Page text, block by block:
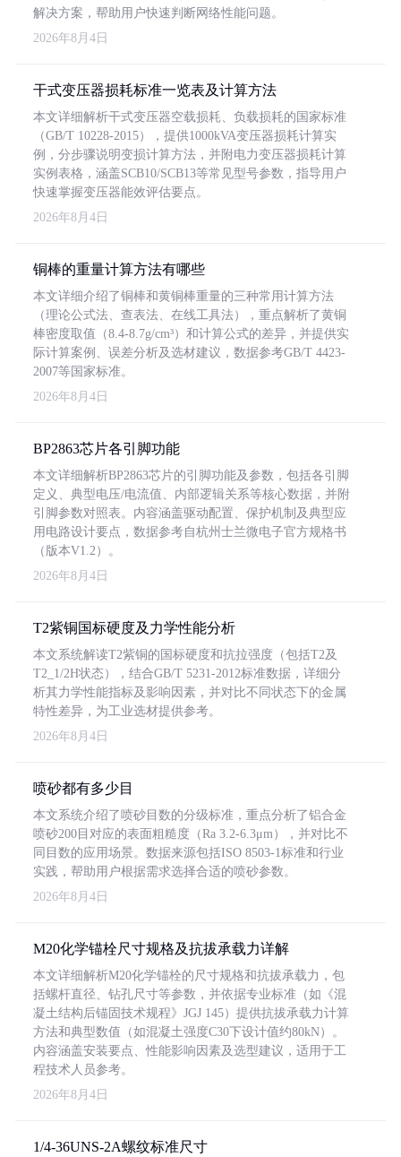
解决方案，帮助用户快速判断网络性能问题。
2026年8月4日
干式变压器损耗标准一览表及计算方法
本文详细解析干式变压器空载损耗、负载损耗的国家标准
（GB/T 10228-2015），提供1000kVA变压器损耗计算实
例，分步骤说明变损计算方法，并附电力变压器损耗计算
实例表格，涵盖SCB10/SCB13等常见型号参数，指导用户
快速掌握变压器能效评估要点。
2026年8月4日
铜棒的重量计算方法有哪些
本文详细介绍了铜棒和黄铜棒重量的三种常用计算方法
（理论公式法、查表法、在线工具法），重点解析了黄铜
棒密度取值（8.4-8.7g/cm³）和计算公式的差异，并提供实
际计算案例、误差分析及选材建议，数据参考GB/T 4423-
2007等国家标准。
2026年8月4日
BP2863芯片各引脚功能
本文详细解析BP2863芯片的引脚功能及参数，包括各引脚
定义、典型电压/电流值、内部逻辑关系等核心数据，并附
引脚参数对照表。内容涵盖驱动配置、保护机制及典型应
用电路设计要点，数据参考自杭州士兰微电子官方规格书
（版本V1.2）。
2026年8月4日
T2紫铜国标硬度及力学性能分析
本文系统解读T2紫铜的国标硬度和抗拉强度（包括T2及
T2_1/2H状态），结合GB/T 5231-2012标准数据，详细分
析其力学性能指标及影响因素，并对比不同状态下的金属
特性差异，为工业选材提供参考。
2026年8月4日
喷砂都有多少目
本文系统介绍了喷砂目数的分级标准，重点分析了铝合金
喷砂200目对应的表面粗糙度（Ra 3.2-6.3μm），并对比不
同目数的应用场景。数据来源包括ISO 8503-1标准和行业
实践，帮助用户根据需求选择合适的喷砂参数。
2026年8月4日
M20化学锚栓尺寸规格及抗拔承载力详解
本文详细解析M20化学锚栓的尺寸规格和抗拔承载力，包
括螺杆直径、钻孔尺寸等参数，并依据专业标准（如《混
凝土结构后锚固技术规程》JGJ 145）提供抗拔承载力计算
方法和典型数值（如混凝土强度C30下设计值约80kN）。
内容涵盖安装要点、性能影响因素及选型建议，适用于工
程技术人员参考。
2026年8月4日
1/4-36UNS-2A螺纹标准尺寸